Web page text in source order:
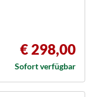
€ 298,00
Sofort verfügbar